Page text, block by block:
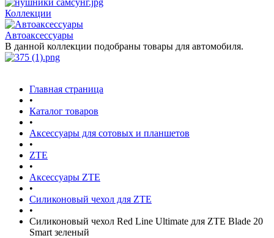
Коллекции
Автоаксессуары
В данной коллекции подобраны товары для автомобиля.
Главная страница
•
Каталог товаров
•
Аксессуары для сотовых и планшетов
•
ZTE
•
Аксессуары ZTE
•
Силиконовый чехол для ZTE
•
Силиконовый чехол Red Line Ultimate для ZTE Blade 20
Smart зеленый